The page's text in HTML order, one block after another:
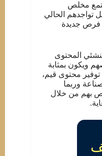
مخلص
تواجدهم الحالي
فرص جديدة
المحتوى
ويكون بمثابة
محتوى قيم،
وربما
بهم من خلال